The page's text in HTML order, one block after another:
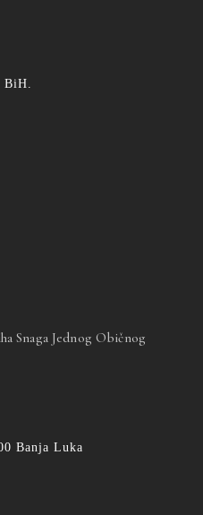
BiH.
Snaga Jednog Običnog
Banja Luka